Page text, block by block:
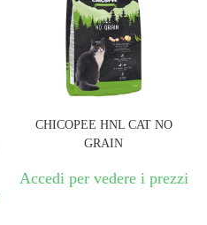
CHICOPEE HNL CAT NO
GRAIN
Accedi per vedere i prezzi